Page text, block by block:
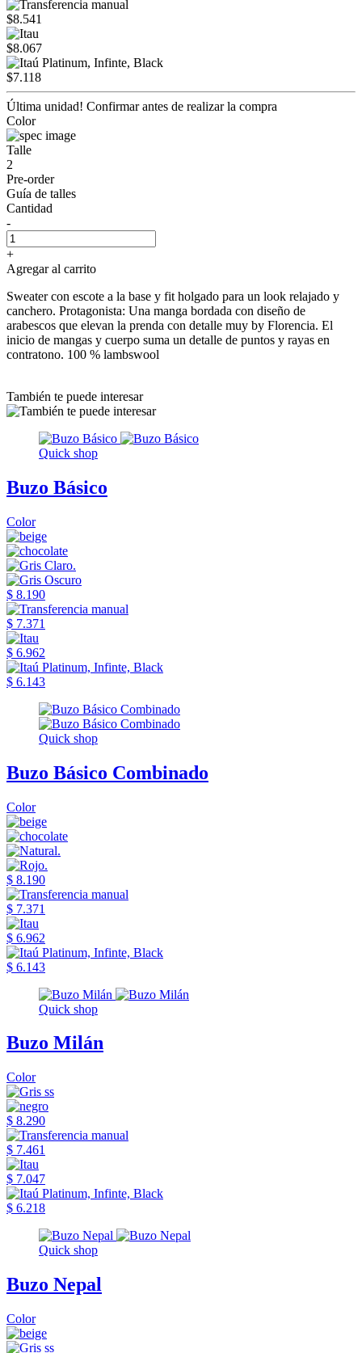
$8.541
$8.067
$7.118
Última unidad! Confirmar antes de realizar la compra
Color
Talle
2
Pre-order
Guía de talles
Cantidad
-
+
Agregar al carrito
Sweater con escote a la base y fit holgado para un look relajado y
canchero. Protagonista: Una manga bordada con diseño de
arabescos que elevan la prenda con detalle muy by Florencia. El
inicio de mangas y cuerpo suma un detalle de puntos y rayas en
contratono. 100 % lambswool
También te puede interesar
Quick shop
Buzo Básico
Color
$ 8.190
$ 7.371
$ 6.962
$ 6.143
Quick shop
Buzo Básico Combinado
Color
$ 8.190
$ 7.371
$ 6.962
$ 6.143
Quick shop
Buzo Milán
Color
$ 8.290
$ 7.461
$ 7.047
$ 6.218
Quick shop
Buzo Nepal
Color